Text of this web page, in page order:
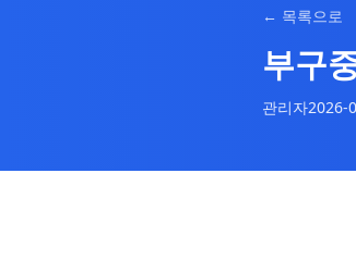
← 목록으로
부구
관리자2026-